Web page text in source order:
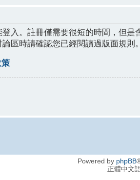
入。註冊僅需要很短的時間，但
區時請確認您已經閱讀過版面規則
策
Powered by phpBB
正體中文